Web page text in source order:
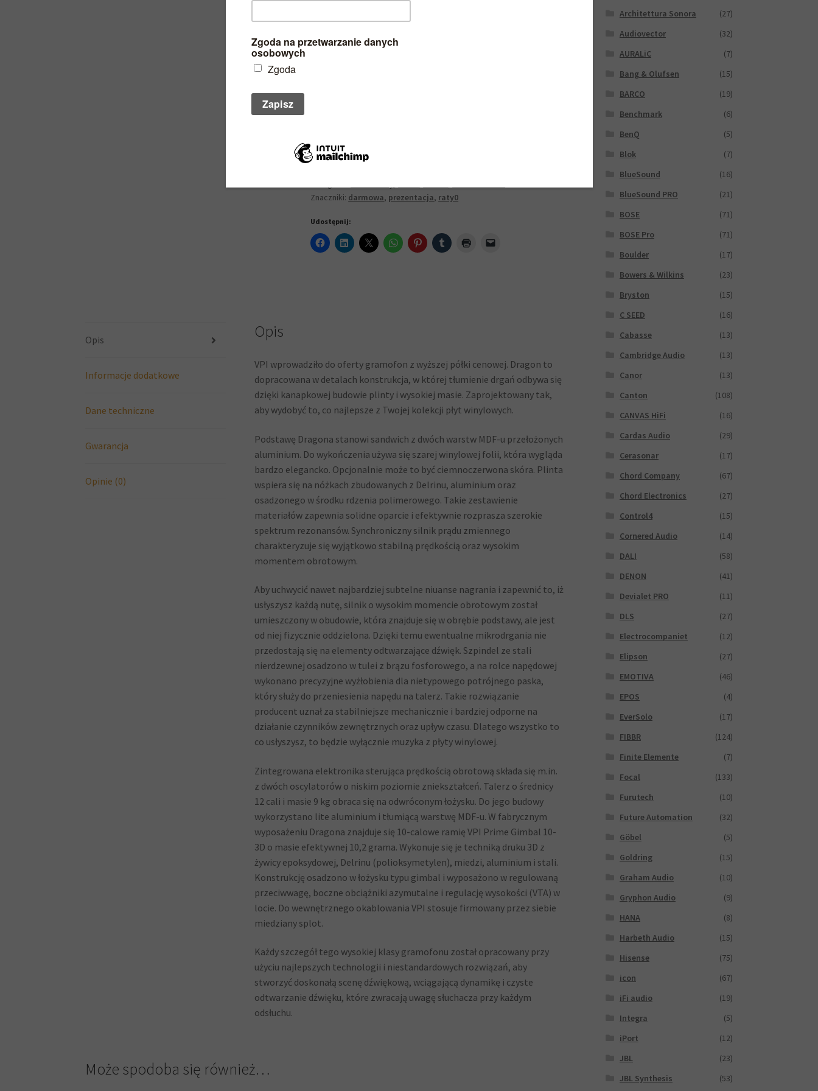
Przed wzięciem finansowania potwierdź asortyment
Znaczniki: darmowa, prezentacja, raty0
Udostępnij:
Opis
Informacje dodatkowe
Dane techniczne
Gwarancja
Opinie (0)
Opis
VPI wprowadziło do oferty gramofon z wyższej półki cenowej. Dragon to
dopracowana w detalach konstrukcja, w której tłumienie drgań odbywa się
dzięki kanapkowej budowie plinty i wysokiej masie. Zaprojektowany tak,
aby wydobyć to, co najlepsze z Twojej kolekcji płyt winylowych.
Podstawę Dragona stanowi sandwich z dwóch warstw MDF-u przełożonych
aluminium. Do wykończenia używa się szarej winylowej folii, która wygląda
bardzo elegancko. Opcjonalnie może to być ciemnoczerwona skóra. Plinta
wspiera się na nóżkach zbudowanych z Delrinu, aluminium oraz
osadzonego w środku rdzenia polimerowego. Takie zestawienie
materiałów zapewnia solidne oparcie i efektywnie rozprasza szerokie
spektrum rezonansów. Synchroniczny silnik prądu zmiennego
charakteryzuje się wyjątkowo stabilną prędkością oraz wysokim
momentem obrotowym.
Aby uchwycić nawet najbardziej subtelne niuanse nagrania i zapewnić to, iż
usłyszysz każdą nutę, silnik o wysokim momencie obrotowym został
umieszczony w obudowie, która znajduje się w obrębie podstawy, ale jest
od niej fizycznie oddzielona. Dzięki temu ewentualne mikrodrgania nie
przedostają się na elementy odtwarzające dźwięk. Szpindel ze stali
nierdzewnej osadzono w tulei z brązu fosforowego, a na rolce napędowej
wykonano precyzyjne wyżłobienia dla nietypowego potrójnego paska,
który służy do przeniesienia napędu na talerz. Takie rozwiązanie
producent uznał za stabilniejsze mechanicznie i bardziej odporne na
działanie czynników zewnętrznych oraz upływ czasu. Dlatego wszystko to
co usłyszysz, to będzie wyłącznie muzyka z płyty winylowej.
Zintegrowana elektronika sterująca prędkością obrotową składa się m.in.
z dwóch oscylatorów o niskim poziomie zniekształceń. Talerz o średnicy
12 cali i masie 9 kg obraca się na odwróconym łożysku. Do jego budowy
wykorzystano lite aluminium i tłumiącą warstwę MDF-u. W fabrycznym
wyposażeniu Dragona znajduje się 10-calowe ramię VPI Prime Gimbal 10-
3D o masie efektywnej 10,2 grama. Wykonuje się je techniką druku 3D z
żywicy epoksydowej, Delrinu (polioksymetylen), miedzi, aluminium i stali.
Konstrukcję osadzono w łożysku typu gimbal i wyposażono w regulowaną
przeciwwagę, boczne obciążniki azymutalne i regulację wysokości (VTA) w
locie. Do wewnętrznego okablowania VPI stosuje firmowany przez siebie
miedziany splot.
Każdy szczegół tego wysokiej klasy gramofonu został opracowany przy
użyciu najlepszych technologii i niestandardowych rozwiązań, aby
stworzyć doskonałą scenę dźwiękową, wciągającą dynamikę i czyste
odtwarzanie dźwięku, które zwracają uwagę słuchacza przy każdym
odsłuchu.
Może spodoba się również…
Architettura Sonora
(27)
Audiovector
(32)
AURALiC
(7)
Bang & Olufsen
(15)
BARCO
(19)
Benchmark
(6)
BenQ
(5)
Blok
(7)
BlueSound
(16)
BlueSound PRO
(21)
BOSE
(71)
BOSE Pro
(71)
Boulder
(17)
Bowers & Wilkins
(23)
Bryston
(15)
C SEED
(16)
Cabasse
(13)
Cambridge Audio
(13)
Canor
(13)
Canton
(108)
CANVAS HiFi
(16)
Cardas Audio
(29)
Cerasonar
(17)
Chord Company
(67)
Chord Electronics
(27)
Control4
(15)
Cornered Audio
(14)
DALI
(58)
DENON
(41)
Devialet PRO
(11)
DLS
(27)
Electrocompaniet
(12)
Elipson
(27)
EMOTIVA
(46)
EPOS
(4)
EverSolo
(17)
FIBBR
(124)
Finite Elemente
(7)
Focal
(133)
Furutech
(10)
Future Automation
(32)
Göbel
(5)
Goldring
(15)
Graham Audio
(10)
Gryphon Audio
(9)
HANA
(8)
Harbeth Audio
(15)
Hisense
(75)
icon
(67)
iFi audio
(19)
Integra
(5)
iPort
(12)
JBL
(23)
JBL Synthesis
(53)